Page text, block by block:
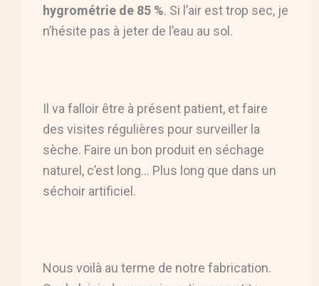
hygrométrie de 85 %. Si l’air est trop sec, je
n’hésite pas à jeter de l’eau au sol.
Il va falloir être à présent patient, et faire
des visites régulières pour surveiller la
sèche. Faire un bon produit en séchage
naturel, c’est long… Plus long que dans un
séchoir artificiel.
Nous voilà au terme de notre fabrication.